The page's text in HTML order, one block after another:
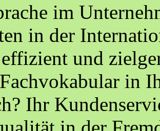
im
in der
und
in
Ihr